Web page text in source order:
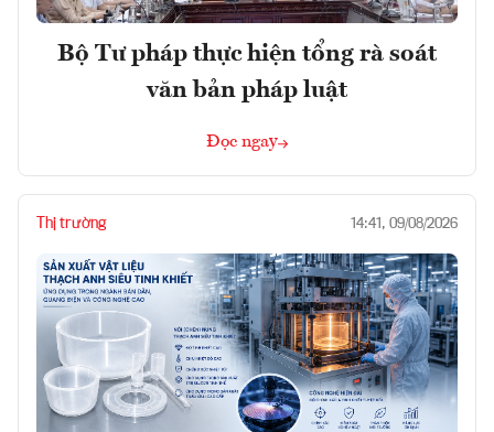
Bộ Tư pháp thực hiện tổng rà soát
văn bản pháp luật
Đọc ngay
Thị trường 14:41, 09/08/2026